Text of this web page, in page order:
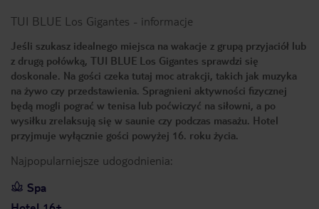
TUI BLUE Los Gigantes - informacje
Jeśli szukasz idealnego miejsca na wakacje z grupą przyjaciół lub
z drugą połówką, TUI BLUE Los Gigantes sprawdzi się
doskonale. Na gości czeka tutaj moc atrakcji, takich jak muzyka
na żywo czy przedstawienia. Spragnieni aktywności fizycznej
będą mogli pograć w tenisa lub poćwiczyć na siłowni, a po
wysiłku zrelaksują się w saunie czy podczas masażu. Hotel
przyjmuje wyłącznie gości powyżej 16. roku życia.
Najpopularniejsze udogodnienia:
Spa